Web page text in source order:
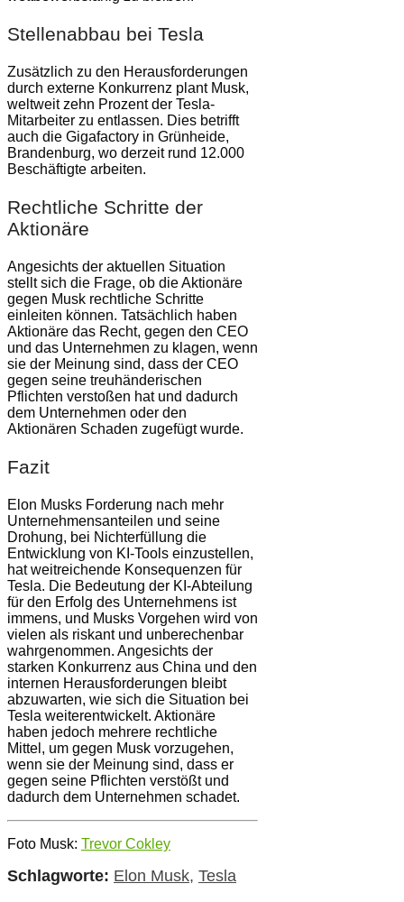
Stellenabbau bei Tesla
Zusätzlich zu den Herausforderungen
durch externe Konkurrenz plant Musk,
weltweit zehn Prozent der Tesla-
Mitarbeiter zu entlassen. Dies betrifft
auch die Gigafactory in Grünheide,
Brandenburg, wo derzeit rund 12.000
Beschäftigte arbeiten.
Rechtliche Schritte der
Aktionäre
Angesichts der aktuellen Situation
stellt sich die Frage, ob die Aktionäre
gegen Musk rechtliche Schritte
einleiten können. Tatsächlich haben
Aktionäre das Recht, gegen den CEO
und das Unternehmen zu klagen, wenn
sie der Meinung sind, dass der CEO
gegen seine treuhänderischen
Pflichten verstoßen hat und dadurch
dem Unternehmen oder den
Aktionären Schaden zugefügt wurde.
Fazit
Elon Musks Forderung nach mehr
Unternehmensanteilen und seine
Drohung, bei Nichterfüllung die
Entwicklung von KI-Tools einzustellen,
hat weitreichende Konsequenzen für
Tesla. Die Bedeutung der KI-Abteilung
für den Erfolg des Unternehmens ist
immens, und Musks Vorgehen wird von
vielen als riskant und unberechenbar
wahrgenommen. Angesichts der
starken Konkurrenz aus China und den
internen Herausforderungen bleibt
abzuwarten, wie sich die Situation bei
Tesla weiterentwickelt. Aktionäre
haben jedoch mehrere rechtliche
Mittel, um gegen Musk vorzugehen,
wenn sie der Meinung sind, dass er
gegen seine Pflichten verstößt und
dadurch dem Unternehmen schadet.
Foto Musk: Trevor Cokley
Schlagworte: Elon Musk, Tesla